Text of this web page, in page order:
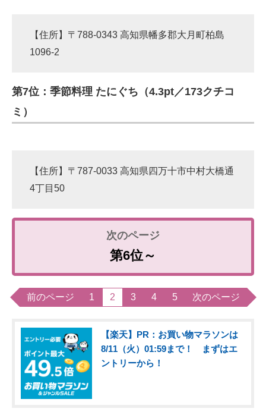
【住所】〒788-0343 高知県幡多郡大月町柏島
1096-2
第7位：季節料理 たにぐち（4.3pt／173クチコ
ミ）
【住所】〒787-0033 高知県四万十市中村大橋通
4丁目50
第6位～
前のページ 1 2 3 4 5 次のページ
【楽天】PR：お買い物マラソンは
8/11（火）01:59まで！ まずはエ
ントリーから！